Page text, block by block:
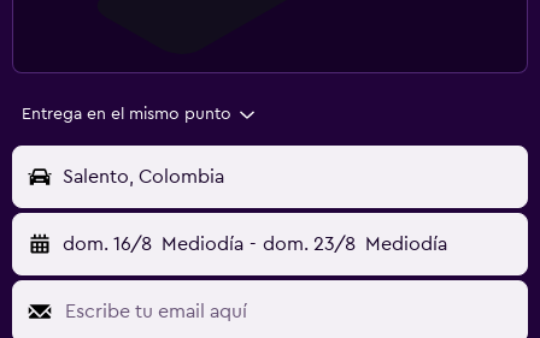
Entrega en el mismo punto
Salento, Colombia
dom. 16/8 Mediodía - dom. 23/8 Mediodía